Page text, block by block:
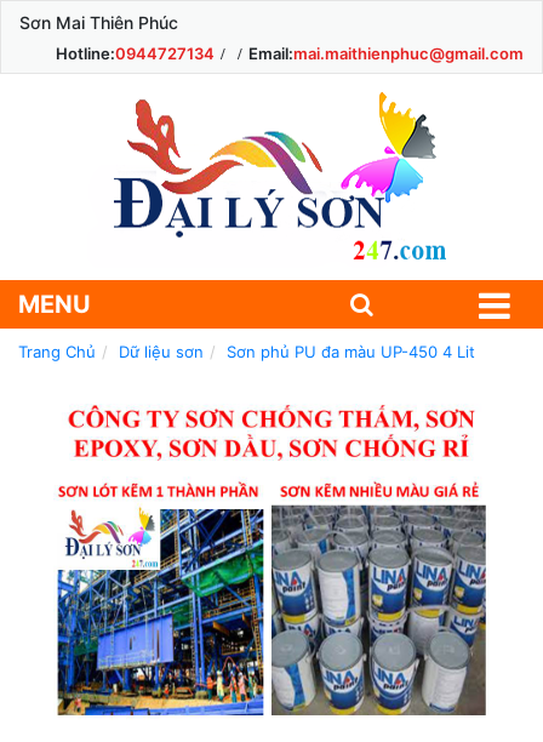
Sơn Mai Thiên Phúc
Hotline:0944727134 Email:mai.maithienphuc@gmail.com
MENU
Trang Chủ Dữ liệu sơn Sơn phủ PU đa màu UP-450 4 Lit